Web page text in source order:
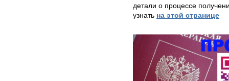
детали о процессе
узнать на этой странице